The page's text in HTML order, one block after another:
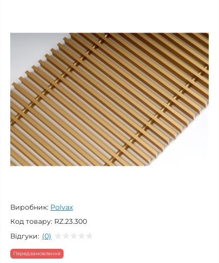
Виробник: Polvax
Код товару: RZ.23.300
Відгуки: (0)
Передзамовлення